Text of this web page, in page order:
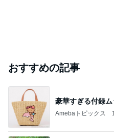
おすすめの記事
豪華すぎる付録
Amebaトピックス